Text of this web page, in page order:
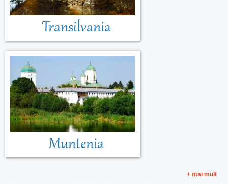
Transilvania
Muntenia
+ mai mult